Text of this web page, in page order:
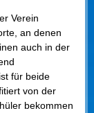
Verein
an denen
auch in der
für beide
von der
bekommen